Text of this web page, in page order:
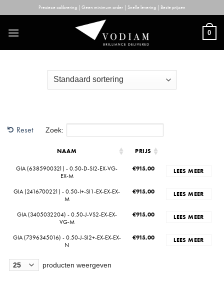
to
content
Precieze calibrering | Geen minimum order | Snelle levering | Beste prijzen
0
Reset Zoek:
NAAM PRIJS
GIA (6385900321) - 0.50-D-SI2-EX-VG-
EX-M
€915,00 LEES MEER
GIA (2416700221) - 0.50-I+-SI1-EX-EX-EX-
M
€915,00 LEES MEER
GIA (3405032204) - 0.50-J-VS2-EX-EX-
VG-M
€915,00 LEES MEER
GIA (7396345016) - 0.50-J-SI2+-EX-EX-EX-
N
€915,00 LEES MEER
producten weergeven